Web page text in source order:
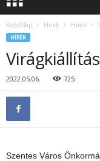
Kezdőlap Hírek Hírek
HÍREK
2022.05.06. 725
Szentes Város